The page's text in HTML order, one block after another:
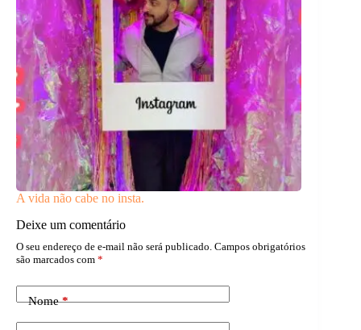
A vida não cabe no insta.
Deixe um comentário
O seu endereço de e-mail não será publicado. Campos obrigatórios
são marcados com *
Nome*